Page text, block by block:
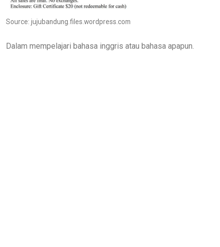
Source: jujubandung.files.wordpress.com
Dalam mempelajari bahasa inggris atau bahasa apapun.